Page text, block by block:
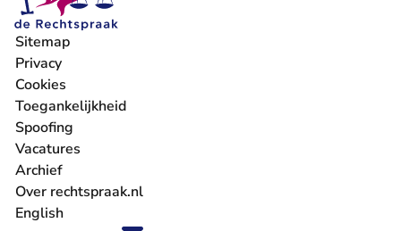
Sitemap
Privacy
Cookies
Toegankelijkheid
Spoofing
Vacatures
- U verlaat Rechtspraak.nl
Archief
Over rechtspraak.nl
English